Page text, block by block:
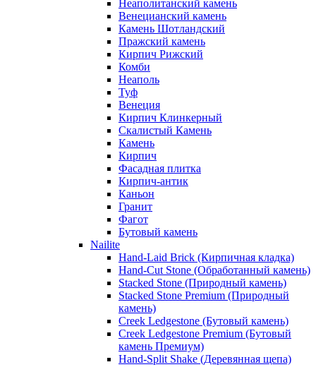
Неаполитанский камень
Венецианский камень
Камень Шотландский
Пражский камень
Кирпич Рижский
Комби
Неаполь
Туф
Венеция
Кирпич Клинкерный
Скалистый Камень
Камень
Кирпич
Фасадная плитка
Кирпич-антик
Каньон
Гранит
Фагот
Бутовый камень
Nailite
Hand-Laid Brick (Кирпичная кладка)
Hand-Cut Stone (Обработанный камень)
Stacked Stone (Природный камень)
Stacked Stone Premium (Природный
камень)
Creek Ledgestone (Бутовый камень)
Creek Ledgestone Premium (Бутовый
камень Премиум)
Hand-Split Shake (Деревянная щепа)